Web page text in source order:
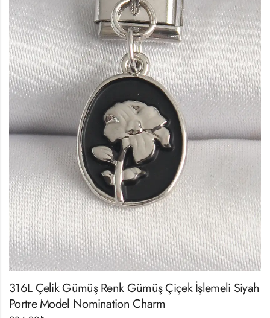
316L Çelik Gümüş Renk Gümüş Çiçek İşlemeli Siyah
Portre Model Nomination Charm